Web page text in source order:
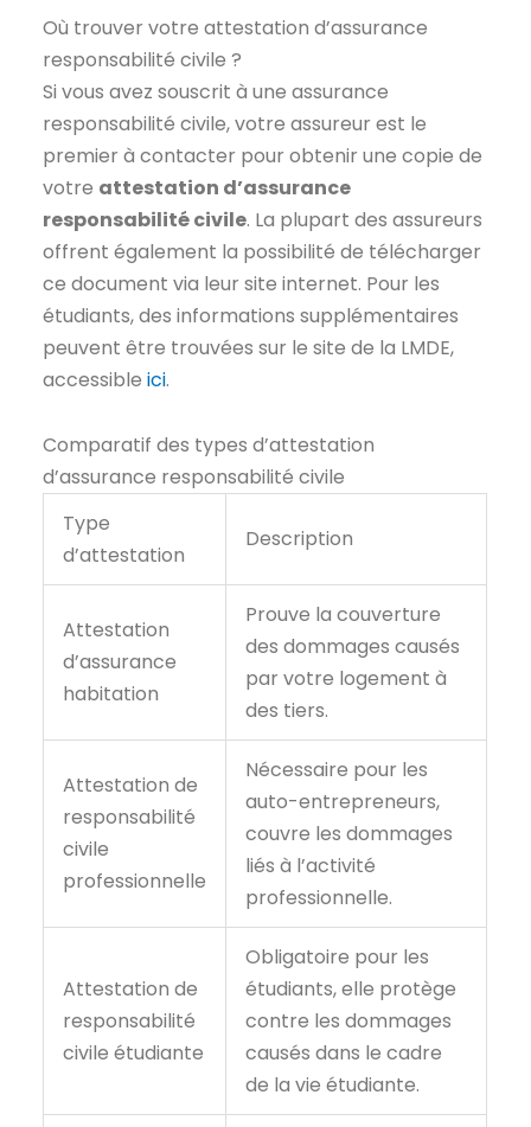
Où trouver votre attestation d’assurance
responsabilité civile ?
Si vous avez souscrit à une assurance
responsabilité civile, votre assureur est le
premier à contacter pour obtenir une copie de
votre attestation d’assurance
responsabilité civile. La plupart des assureurs
offrent également la possibilité de télécharger
ce document via leur site internet. Pour les
étudiants, des informations supplémentaires
peuvent être trouvées sur le site de la LMDE,
accessibleici.
Comparatif des types d’attestation
d’assurance responsabilité civile
Type
d’attestation
Description
Attestation
d’assurance
habitation
Prouve la couverture
des dommages causés
par votre logement à
des tiers.
Attestation de
responsabilité
civile
professionnelle
Nécessaire pour les
auto-entrepreneurs,
couvre les dommages
liés à l’activité
professionnelle.
Attestation de
responsabilité
civile étudiante
Obligatoire pour les
étudiants, elle protège
contre les dommages
causés dans le cadre
de la vie étudiante.